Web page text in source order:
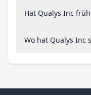
Hat Qualys Inc
Wo hat Qualys Inc